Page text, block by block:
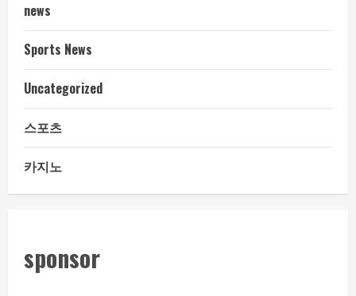
news
Sports News
Uncategorized
스포츠
카지노
sponsor